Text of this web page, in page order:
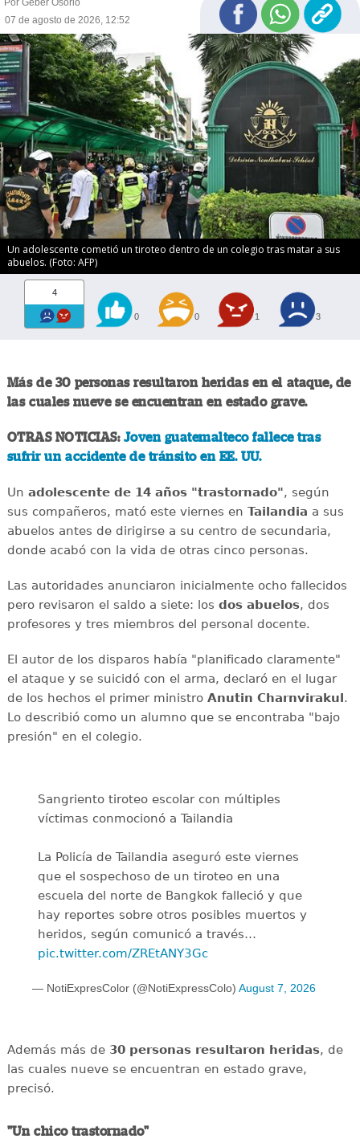
Por Geber Osorio
07 de agosto de 2026, 12:52
Un adolescente cometió un tiroteo dentro de un colegio tras matar a sus
abuelos. (Foto: AFP)
4
0 0 1 3
Más de 30 personas resultaron heridas en el ataque, de
las cuales nueve se encuentran en estado grave.
OTRAS NOTICIAS: Joven guatemalteco fallece tras
sufrir un accidente de tránsito en EE. UU.
Un adolescente de 14 años "trastornado", según
sus compañeros, mató este viernes en Tailandia a sus
abuelos antes de dirigirse a su centro de secundaria,
donde acabó con la vida de otras cinco personas.
Las autoridades anunciaron inicialmente ocho fallecidos
pero revisaron el saldo a siete: los dos abuelos, dos
profesores y tres miembros del personal docente.
El autor de los disparos había "planificado claramente"
el ataque y se suicidó con el arma, declaró en el lugar
de los hechos el primer ministro Anutin Charnvirakul.
Lo describió como un alumno que se encontraba "bajo
presión" en el colegio.
Sangriento tiroteo escolar con múltiples
víctimas conmocionó a Tailandia
La Policía de Tailandia aseguró este viernes
que el sospechoso de un tiroteo en una
escuela del norte de Bangkok falleció y que
hay reportes sobre otros posibles muertos y
heridos, según comunicó a través…
pic.twitter.com/ZREtANY3Gc
— NotiExpresColor (@NotiExpressColo) August 7, 2026
Además más de 30 personas resultaron heridas, de
las cuales nueve se encuentran en estado grave,
precisó.
"Un chico trastornado"